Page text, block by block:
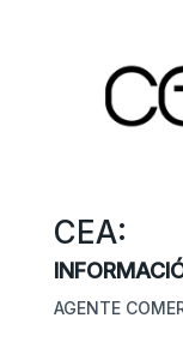
CEA:
AGENTE